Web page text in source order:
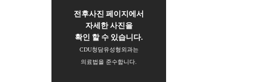
전후사진 페이지에서
자세한 사진을
확인 할 수 있습니다.
CDU청담유성형외과는
의료법을 준수합니다.